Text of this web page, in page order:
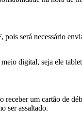
será necessário
digital, seja ele
um cartão de
ser assaltado.